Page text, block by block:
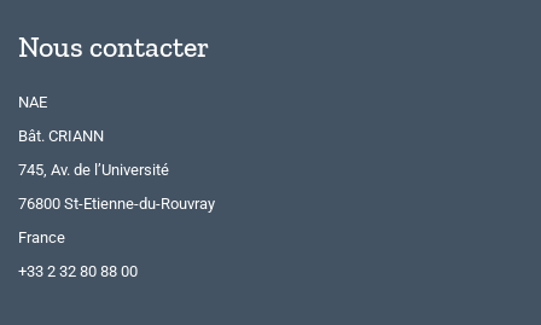
Nous contacter
NAE
Bât. CRIANN
745, Av. de l’Université
76800 St-Etienne-du-Rouvray
France
+33 2 32 80 88 00